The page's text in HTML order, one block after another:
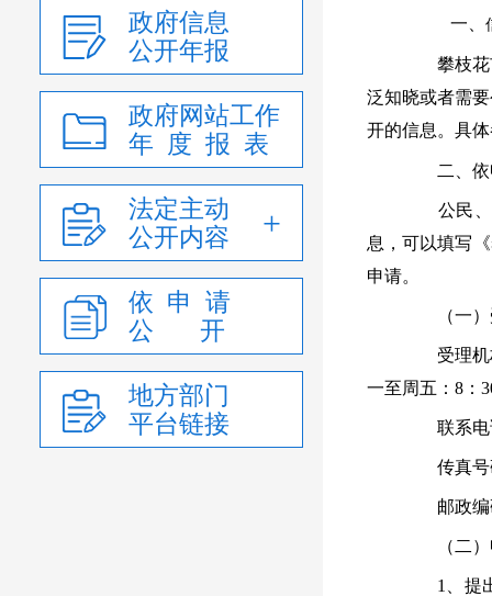
政府信息
公开年报
政府网站工作
年 度 报 表
法定主动
公开内容
依 申 请
公 开
地方部门
平台链接
一、
攀枝花市
泛知晓或者需
开的信息。具
二、依
公民、法
息，可以填写
申请。
（一）
受理机构
一至周五：8：
联系电话
传真号码
邮政编
（二）
1、提出